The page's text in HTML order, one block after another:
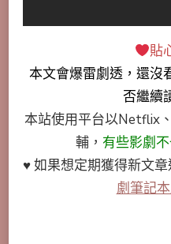
貼
本文會爆雷劇透 ，還沒
否繼續
本站使用平台以Netflix
輔， 有些影劇
♥ 如果想定期獲得新文
劇筆記